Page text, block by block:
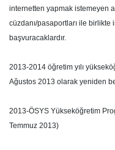
internetten yapmak istemeyen
cüzdanı/pasaportları ile
başvuracaklardır.
2013-2014 öğretim yılı
Ağustos 2013 olarak yeniden
2013-ÖSYS Yükseköğretim
Temmuz 2013)